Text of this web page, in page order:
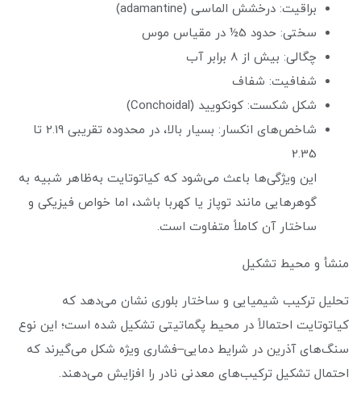
براقیت: درخشش الماسی (adamantine)
سختی: حدود 5½ در مقیاس موس
چگالی: بیش از 8 برابر آب
شفافیت: شفاف
شکل شکست: کونکویید (Conchoidal)
شاخص‌های انکسار: بسیار بالا، در محدوده تقریبی 2.19 تا
2.35
این ویژگی‌ها باعث می‌شود که کیاتوتایت به‌ظاهر شبیه به
گوهرهایی مانند توپاز یا کهربا باشد، اما خواص فیزیکی و
ساختار آن کاملاً متفاوت است.
منشأ و محیط تشکیل
تحلیل ترکیب شیمیایی و ساختار بلوری نشان می‌دهد که
کیاتوتایت احتمالاً در محیط پگماتیتی تشکیل شده است؛ این نوع
سنگ‌های آذرین در شرایط دمایی–فشاری ویژه شکل می‌گیرند که
احتمال تشکیل ترکیب‌های معدنی نادر را افزایش می‌دهند.